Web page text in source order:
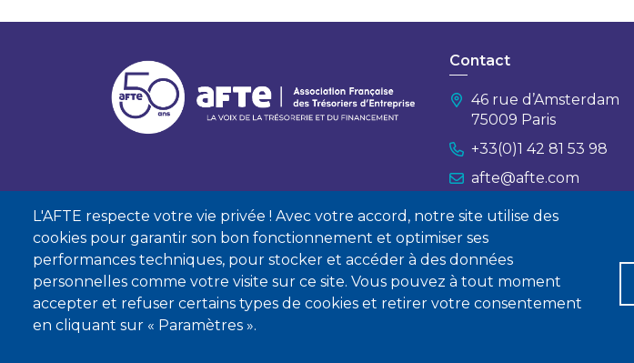
L'AFTE respecte votre vie privée ! Avec votre accord, notre site utilise des
cookies pour garantir son bon fonctionnement et optimiser ses
performances techniques, pour stocker et accéder à des données
personnelles comme votre visite sur ce site. Vous pouvez à tout moment
accepter et refuser certains types de cookies et retirer votre consentement
en cliquant sur « Paramètres ».
Contact
46 rue d’Amsterdam
75009 Paris
+33(0)1 42 81 53 98
afte@afte.com
Nous contacter